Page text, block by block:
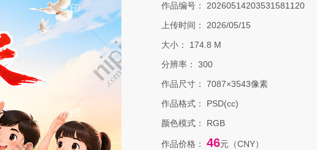
作品编号：
20260514203531581120
上传时间：
2026/05/15
大小：
174.8 M
分辨率：
300
作品尺寸：
7087×3543像素
作品格式：
PSD(cc)
颜色模式：
RGB
作品价格： 46元（CNY）